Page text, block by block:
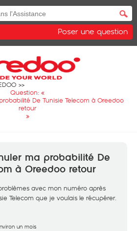
Poser une question
Question: «
De Tunisie Telecom à Oreedoo
retour
»
ma probabilité De
à Oreedoo retour
avec mon numéro après
Telecom que je voulais le récupérer.
un mois